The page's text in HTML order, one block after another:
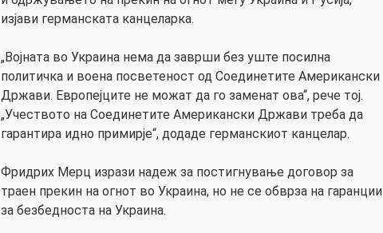
изјави германската канцеларка.
„Војната во Украина нема да заврши без уште посилна
политичка и воена посветеност од Соединетите Американски
Држави. Европејците не можат да го заменат ова“, рече тој.
„Учеството на Соединетите Американски Држави треба да
гарантира идно примирје“, додаде германскиот канцелар.
Фридрих Мерц изрази надеж за постигнување договор за
траен прекин на огнот во Украина, но не се обврза на гаранции
за безбедноста на Украина.